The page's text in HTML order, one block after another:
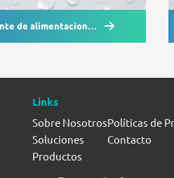
de alimentacion
Links
Sobre Nosotros
Soluciones
Productos
Políticas de
Contacto